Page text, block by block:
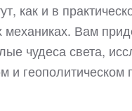
как и в
Вам
чудеса света,
и